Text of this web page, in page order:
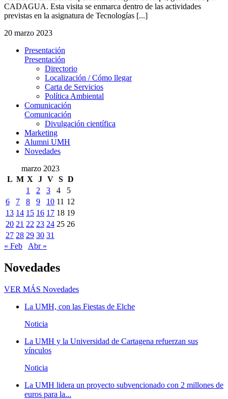
CADAGUA. Esta visita se enmarca dentro de las actividades
previstas en la asignatura de Tecnologías [...]
20 marzo 2023
Presentación
Presentación
Directorio
Localización / Cómo llegar
Carta de Servicios
Política Ambiental
Comunicación
Comunicación
Divulgación científica
Marketing
Alumni UMH
Novedades
marzo 2023
L M X J V S D
1
2 3 4
5
6
7 8 9 10 11 12
13 14 15 16 17 18 19
20 21 22 23 24 25 26
27 28 29 30 31
« Feb
Abr »
Novedades
VER MÁS Novedades
La UMH, con las Fiestas de Elche
Noticia
La UMH y la Universidad de Cartagena refuerzan sus
vínculos
Noticia
La UMH lidera un proyecto subvencionado con 2 millones de
euros para la...